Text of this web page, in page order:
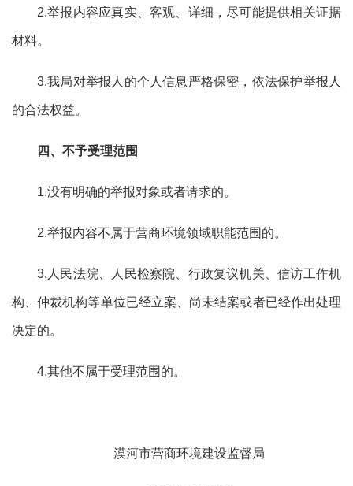
2.举报内容应真实、客观、详细，尽可能提供相关证据
材料。
3.我局对举报人的个人信息严格保密，依法保护举报人
的合法权益。
四、不予受理范围
1.没有明确的举报对象或者请求的。
2.举报内容不属于营商环境领域职能范围的。
3.人民法院、人民检察院、行政复议机关、信访工作机
构、仲裁机构等单位已经立案、尚未结案或者已经作出处理
决定的。
4.其他不属于受理范围的。
漠河市营商环境建设监督局